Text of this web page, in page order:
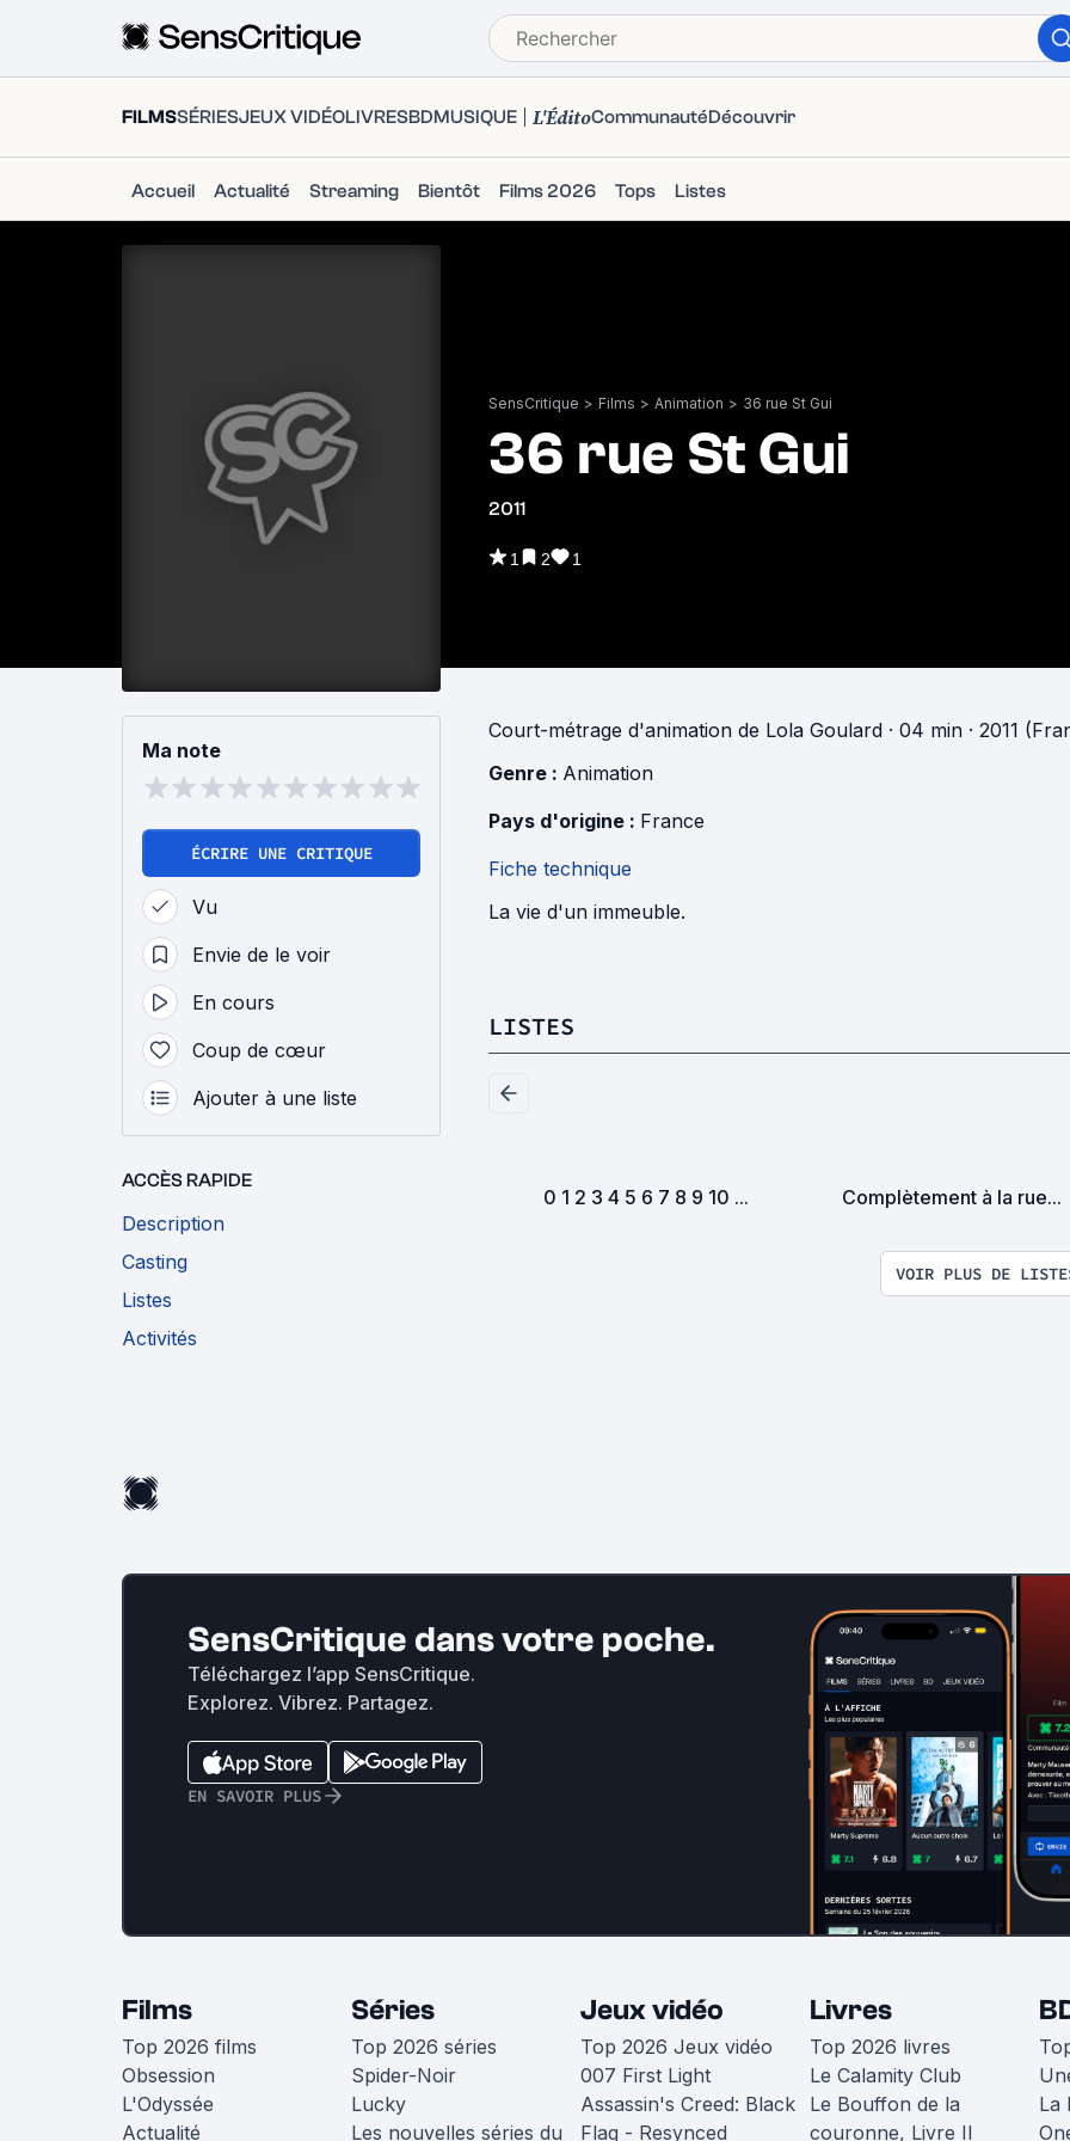
FILMSSÉRIESJEUX VIDÉOLIVRESBDMUSIQUE L'ÉditoCommunautéDécouvrir
Accueil Actualité Streaming Bientôt Films 2026 Tops Listes
SensCritique > Films > Animation > 36 rue St Gui
36 rue St Gui
2011
1 2 1
Ma note
ÉCRIRE UNE CRITIQUE
Vu
Envie de le voir
En cours
Coup de cœur
Ajouter à une liste
ACCÈS RAPIDE
Description
Casting
Listes
Activités
Court-métrage d'animation de Lola Goulard · 04 min · 2011
Genre : Animation
Pays d'origine : France
Fiche technique
La vie d'un immeuble.
LISTES
0 1 2 3 4 5 6 7 8 9 10 ... Complètement à la rue...
VOIR PLUS DE
SensCritique dans votre poche.
Téléchargez l’app SensCritique.
Explorez. Vibrez. Partagez.
EN SAVOIR PLUS
Films
Top 2026 films
Obsession
L'Odyssée
Actualité
Séries
Top 2026 séries
Spider-Noir
Lucky
Les nouvelles séries du
Jeux vidéo
Top 2026 Jeux vidéo
007 First Light
Assassin's Creed: Black
Flag - Resynced
Livres
Top 2026 livres
Le Calamity Club
Le Bouffon de la
couronne, Livre II
La